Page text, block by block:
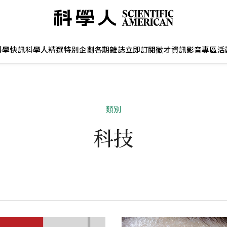
學快訊科學人精選特別企劃各期雜誌立即訂閱徵才資訊影音專區活
類別
科技